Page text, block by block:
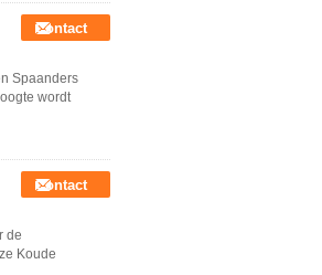
Contact
Spaanders
wordt
Contact
de
Koude